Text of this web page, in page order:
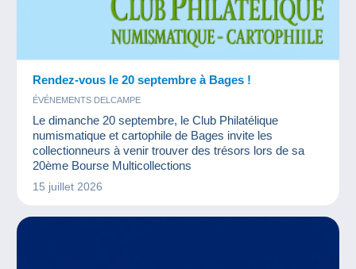
Rendez-vous le 20 septembre à Bages !
ÉVÉNEMENTS DELCAMPE
Le dimanche 20 septembre, le Club Philatélique
numismatique et cartophile de Bages invite les
collectionneurs à venir trouver des trésors lors de sa
20ème Bourse Multicollections
15 juillet 2026